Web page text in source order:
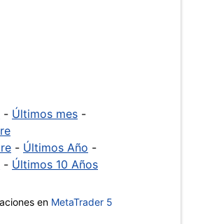
- Últimos mes -
- Últimos Año -
- Últimos 10 Años
en MetaTrader 5